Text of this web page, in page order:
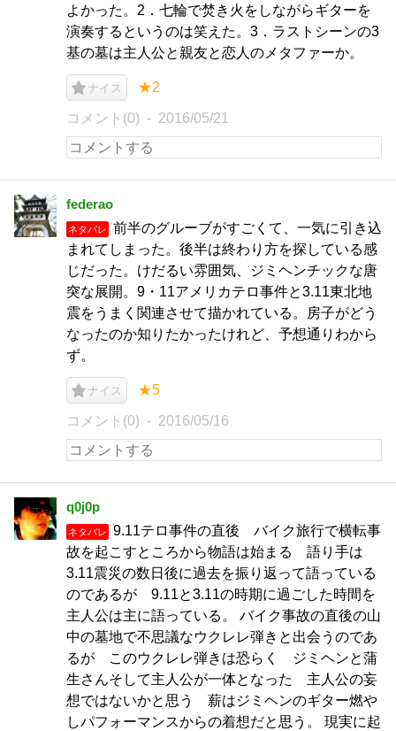
よかった。2．七輪で焚き火をしながらギターを
演奏するというのは笑えた。3．ラストシーンの3
基の墓は主人公と親友と恋人のメタファーか。
ナイス ★2
コメント(0) 2016/05/21
federao
ネタバレ
前半のグルーブがすごくて、一気に引き込
まれてしまった。後半は終わり方を探している感
じだった。けだるい雰囲気、ジミヘンチックな唐
突な展開。9・11アメリカテロ事件と3.11東北地
震をうまく関連させて描かれている。房子がどう
なったのか知りたかったけれど、予想通りわから
ず。
ナイス ★5
コメント(0) 2016/05/16
q0j0p
ネタバレ
9.11テロ事件の直後 バイク旅行で横転事
故を起こすところから物語は始まる 語り手は
3.11震災の数日後に過去を振り返って語っている
のであるが 9.11と3.11の時期に過ごした時間を
主人公は主に語っている。 バイク事故の直後の山
中の墓地で不思議なウクレレ弾きと出会うのであ
るが このウクレレ弾きは恐らく ジミヘンと蒲
生さんそして主人公が一体となった 主人公の妄
想ではないかと思う 薪はジミヘンのギター燃や
しパフォーマンスからの着想だと思う。 現実に起